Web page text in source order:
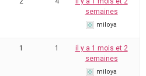
semaines
miloya
1 1
il y a 1 mois et 2
semaines
miloya